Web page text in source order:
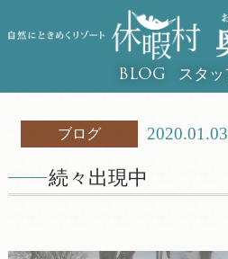
BLOG スタ
ブログ 2020.01.03
続々出現中